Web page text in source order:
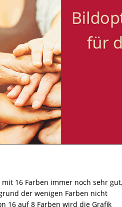
16 Farben immer noch sehr gut,
der wenigen Farben nicht
16 auf 8 Farben wird die Grafik